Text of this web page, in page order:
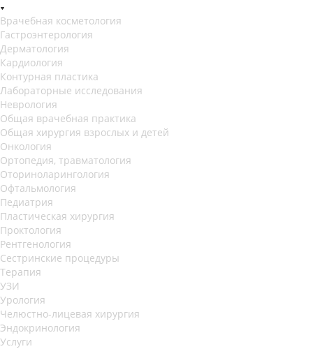
Врачебная косметология
Гастроэнтерология
Дерматология
Кардиология
Контурная пластика
Лабораторные исследования
Неврология
Общая врачебная практика
Общая хирургия взрослых и детей
Онкология
Ортопедия, травматология
Оториноларингология
Офтальмология
Педиатрия
Пластическая хирургия
Проктология
Рентгенология
Сестринские процедуры
Терапия
УЗИ
Урология
Челюстно-лицевая хирургия
Эндокринология
Услуги